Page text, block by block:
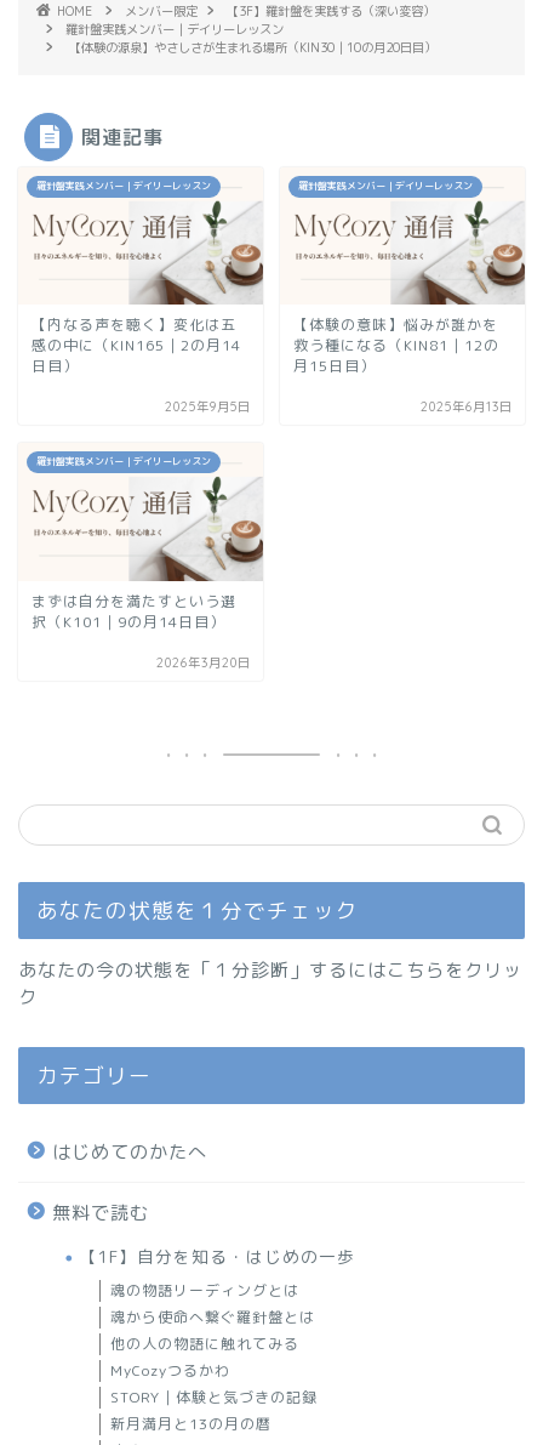
HOME メンバー限定
【3F】羅針盤を実践する（深い変容）
羅針盤実践メンバー｜デイリーレッスン
【体験の源泉】やさしさが生まれる場所（KIN30｜10の月20日目）
関連記事
羅針盤実践メンバー｜デイリーレッスン
【内なる声を聴く】変化は五
感の中に（KIN165｜2の月14
日目）
2025年9月5日
羅針盤実践メンバー｜デイリーレッスン
【体験の意味】悩みが誰かを
救う種になる（KIN81｜12の
月15日目）
2025年6月13日
羅針盤実践メンバー｜デイリーレッスン
まずは自分を満たすという選
択（K101｜9の月14日目）
2026年3月20日
あなたの状態を１分でチェック
あなたの今の状態を「１分診断」するにはこちらをクリッ
ク
カテゴリー
はじめてのかたへ
無料で読む
【1F】自分を知る・はじめの一歩
魂の物語リーディングとは
魂から使命へ繋ぐ羅針盤とは
他の人の物語に触れてみる
MyCozyつるかわ
STORY｜体験と気づきの記録
新月満月と13の月の暦